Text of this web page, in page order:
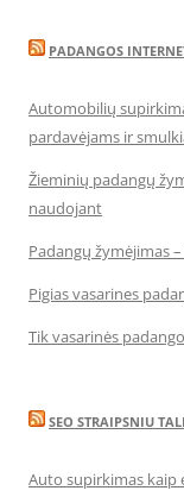
PADANGOS
Automobilių
pardavėjams ir
Žieminių padangų
naudojant
Padangų žymėjimas
Pigias vasarines
Tik vasarinės
SEO STRAIPSNIU
Auto supirkimas